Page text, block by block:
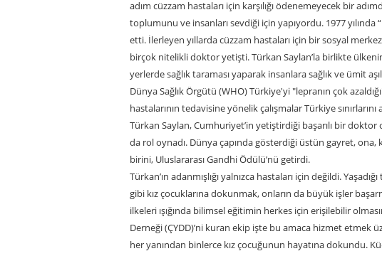
adım cüzzam hastaları için karşılığı ödenemeyecek bir
toplumunu ve insanları sevdiği için yapıyordu. 1977
etti. İlerleyen yıllarda cüzzam hastaları için bir sosyal
birçok nitelikli doktor yetişti. Türkan Saylan’la birlikte
yerlerde sağlık taraması yaparak insanlara sağlık ve ümit
Dünya Sağlık Örgütü (WHO) Türkiye'yi "lepranın çok
hastalarının tedavisine yönelik çalışmalar Türkiye sınırlarını
Türkan Saylan, Cumhuriyet’in yetiştirdiği başarılı bir
da rol oynadı. Dünya çapında gösterdiği üstün gayret, ona,
birini, Uluslararası Gandhi Ödülü’nü getirdi.
Türkan’ın adanmışlığı yalnızca hastaları için değildi.
gibi kız çocuklarına dokunmak, onların da büyük işler
ilkeleri ışığında bilimsel eğitimin herkes için erişilebilir
Derneği (ÇYDD)’ni kuran ekip işte bu amaca hizmet etmek
her yanından binlerce kız çocuğunun hayatına dokundu.